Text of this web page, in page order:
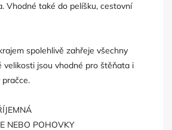
Vhodné také do pelíšku, cestovní
spolehlivě zahřeje všechny
velikosti jsou vhodné pro štěňata i
NEBO POHOVKY